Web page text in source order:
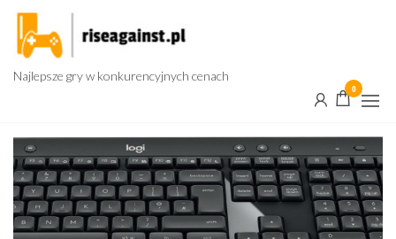
Przejdź
treści
Najlepsze gry w konkurencyjnych cenach
0